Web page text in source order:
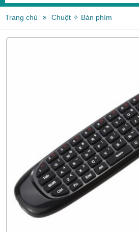
Trang chủ Chuột ✧ Bàn phím